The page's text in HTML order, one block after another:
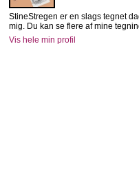
StineStregen er en slags tegnet
mig. Du kan se flere af mine
Vis hele min profil